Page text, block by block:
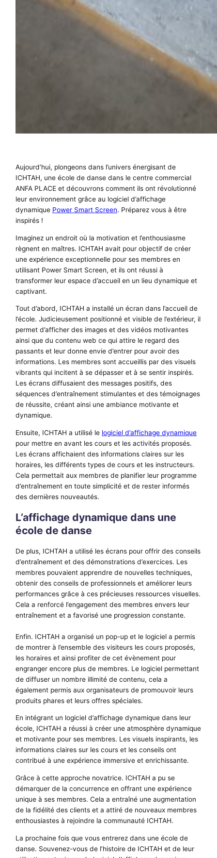
Aujourd’hui, plongeons dans l’univers énergisant de
ICHTAH, une école de danse dans le centre commercial
ANFA PLACE et découvrons comment ils ont révolutionné
leur environnement grâce au logiciel d’affichage
dynamique Power Smart Screen. Préparez vous à être
inspirés !
Imaginez un endroit où la motivation et l’enthousiasme
règnent en maîtres. ICHTAH avait pour objectif de créer
une expérience exceptionnelle pour ses membres en
utilisant Power Smart Screen, et ils ont réussi à
transformer leur espace d’accueil en un lieu dynamique et
captivant.
Tout d’abord, ICHTAH a installé un écran dans l’accueil de
l’école. Judicieusement positionné et visible de l’extérieur, il
permet d’afficher des images et des vidéos motivantes
ainsi que du contenu web ce qui attire le regard des
passants et leur donne envie d’entrer pour avoir des
informations. Les membres sont accueillis par des visuels
vibrants qui incitent à se dépasser et à se sentir inspirés.
Les écrans diffusaient des messages positifs, des
séquences d’entraînement stimulantes et des témoignages
de réussite, créant ainsi une ambiance motivante et
dynamique.
Ensuite, ICHTAH a utilisé le logiciel d’affichage dynamique
pour mettre en avant les cours et les activités proposés.
Les écrans affichaient des informations claires sur les
horaires, les différents types de cours et les instructeurs.
Cela permettait aux membres de planifier leur programme
d’entraînement en toute simplicité et de rester informés
des dernières nouveautés.
L’affichage dynamique dans une
école de danse
De plus, ICHTAH a utilisé les écrans pour offrir des conseils
d’entraînement et des démonstrations d’exercices. Les
membres pouvaient apprendre de nouvelles techniques,
obtenir des conseils de professionnels et améliorer leurs
performances grâce à ces précieuses ressources visuelles.
Cela a renforcé l’engagement des membres envers leur
entraînement et a favorisé une progression constante.
Enfin. ICHTAH a organisé un pop-up et le logiciel a permis
de montrer à l’ensemble des visiteurs les cours proposés,
les horaires et ainsi profiter de cet évènement pour
engranger encore plus de membres. Le logiciel permettant
de diffuser un nombre illimité de contenu, cela a
également permis aux organisateurs de promouvoir leurs
produits phares et leurs offres spéciales.
En intégrant un logiciel d’affichage dynamique dans leur
école, ICHTAH a réussi à créer une atmosphère dynamique
et motivante pour ses membres. Les visuels inspirants, les
informations claires sur les cours et les conseils ont
contribué à une expérience immersive et enrichissante.
Grâce à cette approche novatrice. ICHTAH a pu se
démarquer de la concurrence en offrant une expérience
unique à ses membres. Cela a entraîné une augmentation
de la fidélité des clients et a attiré de nouveaux membres
enthousiastes à rejoindre la communauté ICHTAH.
La prochaine fois que vous entrerez dans une école de
danse. Souvenez-vous de l’histoire de ICHTAH et de leur